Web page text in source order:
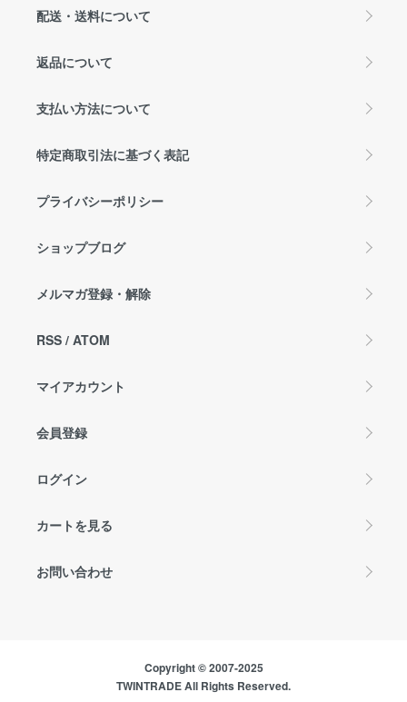
配送・送料について
返品について
支払い方法について
特定商取引法に基づく表記
プライバシーポリシー
ショップブログ
メルマガ登録・解除
RSS / ATOM
マイアカウント
会員登録
ログイン
カートを見る
お問い合わせ
Copyright © 2007-2025
TWINTRADE All Rights Reserved.